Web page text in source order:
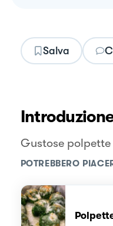
Salva
Gustose
POTREBBERO